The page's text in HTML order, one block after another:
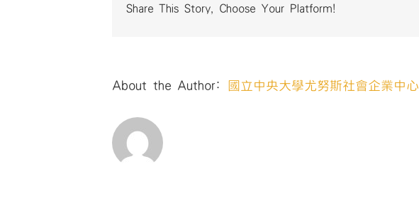
年
面
Share This Story, Choose Your Platform!
About the Author: 國立中央大學尤努斯社會企業中心